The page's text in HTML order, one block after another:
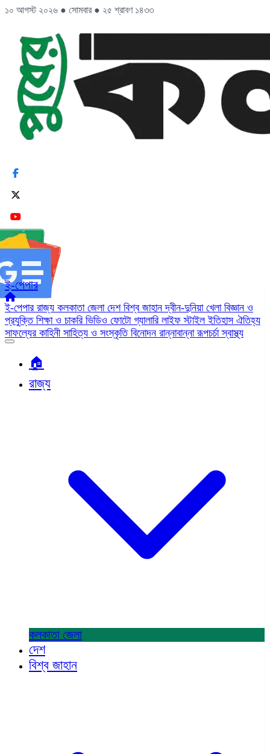
১০ আগস্ট ২০২৬ ● সোমবার ● ২৫ শ্রাবণ ১৪৩৩
ই-পেপার
ই-পেপার রাজ্য কলকাতা জেলা দেশ বিশ্ব জাহানদ্বীন-দুনিয়া খেলা বিজ্ঞান ও
প্রযুক্তি শিক্ষা ও চাকরি ভিডিও ফোটো গ্যালারি লাইফ স্টাইলইতিহাস ঐতিহ্য
সাফল্যের কাহিনী সাহিত্য ও সংস্কৃতি বিনোদন রান্নাবান্নারূপচর্চাস্বাস্থ্য
🏠︎
রাজ্য
কলকাতা জেলা
দেশ
বিশ্ব জাহান